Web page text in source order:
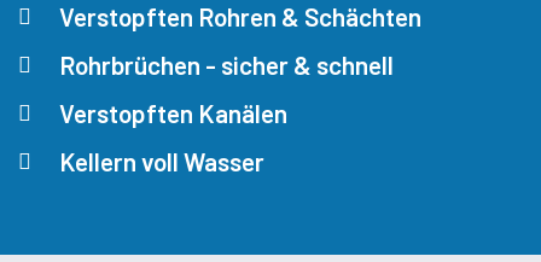
Verstopften Rohren & Schächten
Rohrbrüchen - sicher & schnell
Verstopften Kanälen
Kellern voll Wasser